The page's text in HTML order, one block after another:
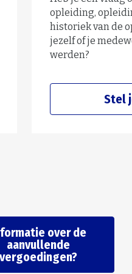
opleiding,
historiek van de
jezelf of je
werden?
Stel
over de
aanvullende
vergoedingen?